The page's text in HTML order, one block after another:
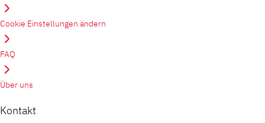
Cookie Einstellungen ändern
FAQ
Über uns
Kontakt